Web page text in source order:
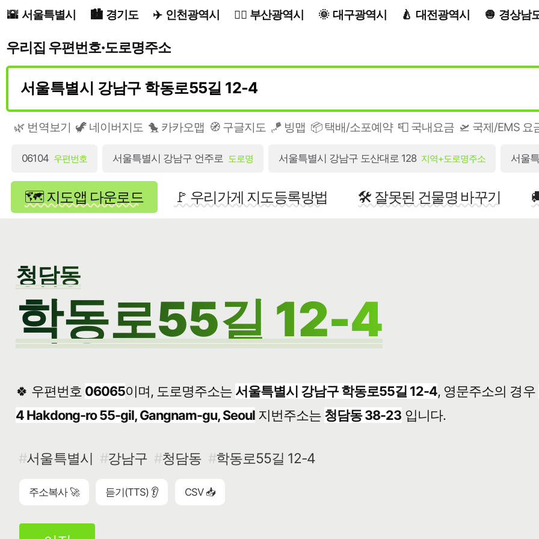
서울특별시 경기도 인천광역시 부산광역시 대구광역시 대전광역시 경상남
우리집 우편번호·도로명주소
🌿 번역보기 🦖 네이버지도 🐤 카카오맵 🧭 구글지도 🪁 빙맵 📦 택배/소포예약 📮 국내요금 🛫 국제/EMS 요
06104 우편번호 서울특별시 강남구 언주로 도로명 서울특별시 강남구 도산대로 128 지역+도로명주소 서울
🗺️ 지도앱 다운로드 🚩 우리가게 지도등록방법 🛠️ 잘못된 건물명 바꾸기
청담동
학동로55길 12-4
🍀 우편번호 06065이며, 도로명주소는 서울특별시 강남구 학동로55길 12-4, 영문주소의 경우
4 Hakdong-ro 55-gil, Gangnam-gu, Seoul 지번주소는 청담동 38-23 입니다.
서울특별시 강남구 청담동 학동로55길 12-4
주소복사 🚀 듣기(TTS) 👂 CSV 📥